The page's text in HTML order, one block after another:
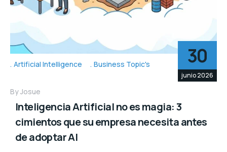
Artificial Intelligence Business Topic's 30
junio 2026
ByJosue
Inteligencia Artificial no es magia: 3
cimientos que su empresa necesita antes
de adoptar AI